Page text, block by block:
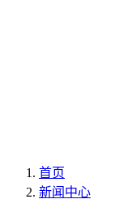
首页
新闻中心